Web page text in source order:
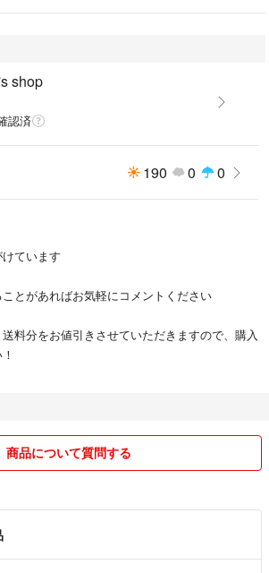
片方
M、L）、ユーザマニュアル
shop
認済
190 0 0
ています
とがあればお気軽にコメントください
料分をお値引きさせていただきますので、購入
商品について質問する